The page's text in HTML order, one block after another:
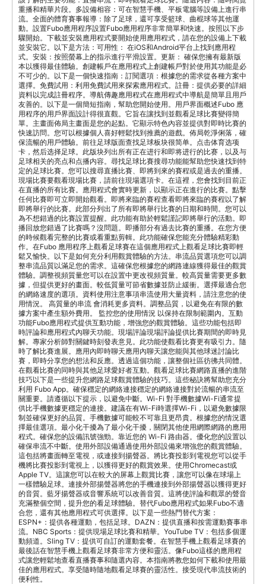
重播和精華片段。多設備相容：可在智慧手機、平板電腦等設備上進行串
流。全面的體育賽事報導：除了足球，還可享受籃球、曲棍球等其他運
動。設置Fubo應用程序設置Fubo應用程序非常簡單和快速。按照以下步
驟開始。下載並安裝應用程式要開始使用應用程式，請在您的設備上下載
並安裝它。以下是方法：可用性： 在iOS和Android平台上找到應用程
式。安裝：按照螢幕上的指示進行平滑設置。更新： 確保您擁有最新版
本以獲得最佳體驗。創建帳戶在應用程式上創建帳戶對於使用其功能是必
不可少的。以下是一個快速指南：訂閱選項：根據您的需求從各種方案中
選擇。免費試用：利用免費試用來探索應用程式。註冊：提供必要的詳細
資料以完成註冊程序。導航傳趣應用程式在應用程式中導航是簡單且用戶
友善的。以下是一個簡短指南，幫助您開始使用。用戶界面概述Fubo 應
用程序的用戶界面設計得很直觀。它旨在讓找到並觀看足球比賽變得簡
單。主畫面佈局主畫面是您的起點。它顯示特色內容並提供對即時比賽的
快速訪問。您可以根據個人喜好輕鬆找到推薦的遊戲。佈局乾淨俐落，確
保流暢的用戶體驗。前往足球版面查找足球板块很简单。点击体育选项
卡，然后选择足球。此版块列出所有正在进行和即将进行的比赛，以及与
足球相关的亮点和点播内容。尋找足球比賽搜尋功能能幫助您快速找到特
定的足球比賽。您可以搜尋直播比賽、即將到來的賽程或是過去的重播。
現場比賽要觀看現場比賽，請前往現場選項卡。在這裡，您會找到目前正
在直播的所有比賽。應用程式會實時更新，以顯示正在進行的比賽。點擊
任何比賽即可立即開始觀看。即將來臨的賽程查看即將來臨的賽程以了解
即將舉行的比賽。此部分列出了所有即將舉行比賽的日期和時間。您可以
為不想錯過的比賽設置提醒。此功能有助於輕鬆謹記即將舉行的活動。即
播回放您錯過了比賽嗎？沒問題。即播部分有過去比賽的重播。在您方便
的時候觀看完整的比賽或看重點剪輯。此功能確保您能充分體驗精彩動
作。在Fubo 應用程序上觀看足球賽在這個應用程式上觀看足球比賽即輕
鬆又愉快。以下是如何充分利用觀賞體驗的方法。串流品質選項您可以調
整串流品質以滿足您的需求。這確保您根據您的網路連線獲得最佳的觀賞
體驗。調整視頻質量您可以在設置中更改視頻質量。較高質量需要更多數
據，但提供更好的畫面。較低質量可節省數據並防止緩衝。選擇最適合您
的網絡速度的選項。資料使用注意事項串流使用大量資料，請注意您的使
用情況。 高質量的串流 會消耗更多資料。調整品質，以避免在有限的數
據方案中產生額外費用。 監控您的使用情況 以保持在限制範圍內。互動
功能Fubo應用程式提供互動功能，增強您的觀賞體驗。這些功能包括即
時評論和應用程式內聊天功能。現場評論現場評論提供比賽期間的即時見
解。專家分析師對關鍵時刻發表意見。此功能使觀看比賽更有吸引力。隨
時了解比賽進展。應用內即時聊天應用內聊天讓您能與其他球迷討論比
賽，即時分享您的想法和反應。透過這個功能，讓整個社區彷彿共同體。
在觀看比賽的同時與其他足球愛好者互動。觀看足球比賽網路直播的進階
技巧以下是一些提升您網路足球觀賞體驗的技巧。這些秘訣將幫助您充分
利用 Fubo App。確保穩定的網絡連接穩定的網絡連接對於流暢的串流至
關重要。請遵循以下提示，以避免中斷。Wi-Fi 對手機數據Wi-Fi通常提
供比手機數據更穩定的連接。建議在有Wi-Fi時選擇Wi-Fi，以避免數據限
制並確保更好的品質。手機數據可能較不可靠且更昂貴。根據您的情況選
擇最佳選項。最小化干擾為了最小化干擾，關閉其他使用網際網路的應用
程式。確保您的設備訊號強勁。靠近您的 Wi-Fi 路由器。優化您的設置以
確保串流不中斷。使用外部設備通過使用外部設備來增強您的觀賞體驗。
這包括將畫面轉至電視，或連接到揚聲器。將比賽投影到電視您可以從手
機將比賽投影到電視上，以獲得更好的觀賞效果。使用Chromecast或
Apple TV。這讓您可以在較大的屏幕上觀賞比賽，讓您可以像在球場上
一樣體驗足球。連接外部揚聲器將您的手機連接到外部揚聲器以獲得更好
的音質。藍牙揚聲器或音響系統可以改善音質。這將使評論和觀眾的聲音
充滿整個空間，提升您的看足球體驗。替代Fubo應用程式如果Fubo不適
合您，還有其他應用程式可供選擇。以下是一些熱門替代方案：
ESPN+：提供各種運動，包括足球。DAZN：提供直播和按需運動賽事串
流。NBC Sports：提供現場足球比賽和精華。YouTube TV：包括多個運
動頻道。Sling TV：提供可自訂的運動套餐。在智慧手機上觀看足球賽的
最後話在智慧手機上觀看足球賽非常方便和靈活。像Fubo這樣的應用程
式讓您輕鬆地查看直播賽事和隨選內容。本指南將教您如何下載和使用最
佳的應用程式。享受隨時隨地觀看足球賽的靈活性。接受現代串流技術的
便利性。